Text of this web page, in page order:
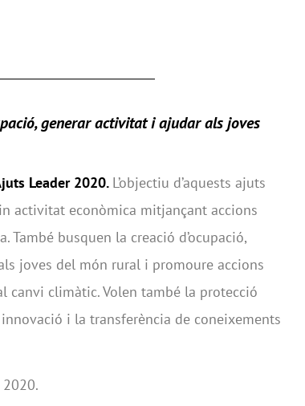
generar activitat i ajudar als joves
Leader 2020. L’objectiu d’aquests ajuts
activitat econòmica mitjançant accions
També busquen la creació d’ocupació,
joves del món rural i promoure accions
climàtic. Volen també la protecció
i la transferència de coneixements